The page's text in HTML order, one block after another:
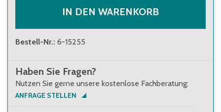
IN DEN WARENKORB
Bestell-Nr.: 6-15255
Haben Sie Fragen?
Nutzen Sie gerne unsere kostenlose Fachberatung:
ANFRAGE STELLEN